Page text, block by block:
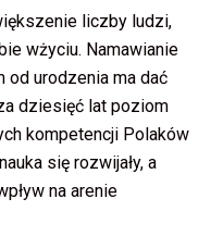
liczby ludzi,
wżyciu. Namawianie
urodzenia ma dać
dziesięć lat poziom
kompetencji Polaków
się rozwijały, a
na arenie